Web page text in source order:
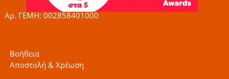
Αρ. ΓΕΜΗ: 002858401000
Βοήθεια
Αποστολή & Χρέωση